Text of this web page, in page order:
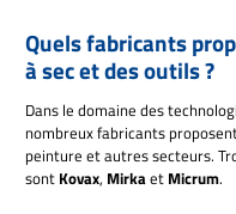
Quels fabricants
à sec et des outils ?
Dans le domaine des
nombreux fabricants
peinture et autres secteurs.
sont Kovax, Mirkaet Micrum.